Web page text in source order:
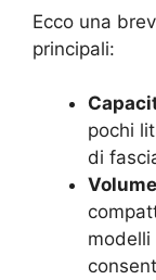
Ecco una
principali:
pochi
di
modelli